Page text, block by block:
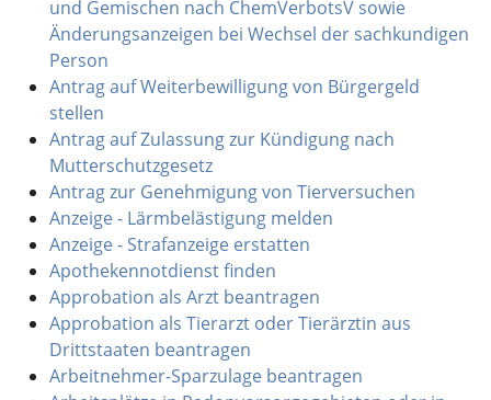
und Gemischen nach ChemVerbotsV sowie
Änderungsanzeigen bei Wechsel der sachkundigen
Person
Antrag auf Weiterbewilligung von Bürgergeld
stellen
Antrag auf Zulassung zur Kündigung nach
Mutterschutzgesetz
Antrag zur Genehmigung von Tierversuchen
Anzeige - Lärmbelästigung melden
Anzeige - Strafanzeige erstatten
Apothekennotdienst finden
Approbation als Arzt beantragen
Approbation als Tierarzt oder Tierärztin aus
Drittstaaten beantragen
Arbeitnehmer-Sparzulage beantragen